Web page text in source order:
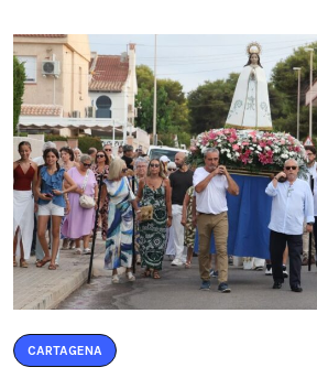
CARTAGENA